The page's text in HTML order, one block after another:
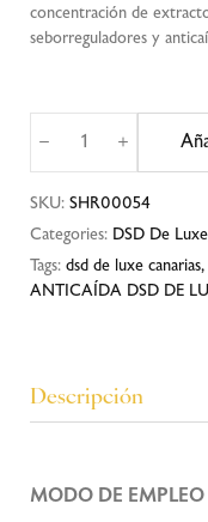
concentración de
seborreguladores y
SKU: SHR00054
Categories: DSD De Luxe
Tags: dsd de luxe canarias,
ANTICAÍDA DSD DE
Descripción
MODO DE EMPLEO